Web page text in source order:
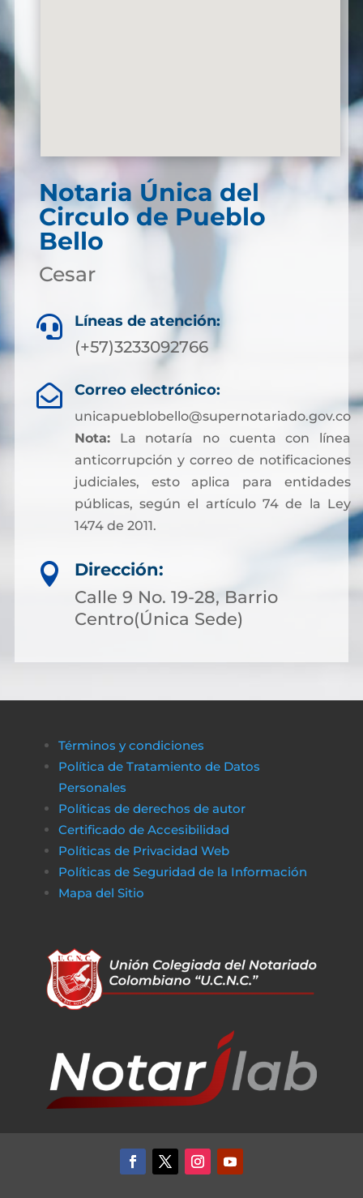
Notaria Única del
Circulo de Pueblo
Bello
Cesar
 Líneas de atención:
(+57)3233092766
 Correo electrónico:
unicapueblobello@supernotariado.gov.co
Nota:La notaría no cuenta con línea
anticorrupción y correo de notificaciones
judiciales, esto aplica para entidades
públicas, según el artículo 74 de la Ley
1474 de 2011.

Dirección:
Calle 9 No. 19-28, Barrio
Centro(Única Sede)
Términos y condiciones
Política de Tratamiento de Datos
Personales
Políticas de derechos de autor
Certificado de Accesibilidad
Políticas de Privacidad Web
Políticas de Seguridad de la Información
Mapa del Sitio